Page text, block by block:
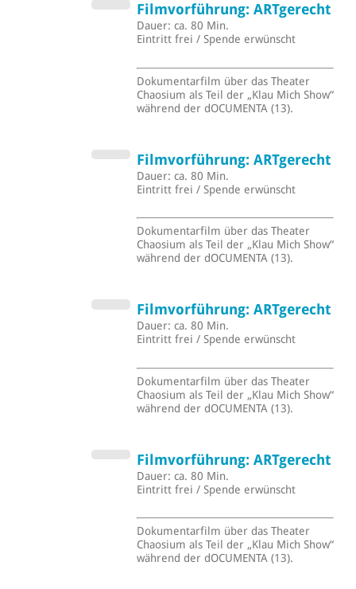
Filmvorführung: ARTgerecht
Dauer: ca. 80 Min.
Eintritt frei / Spende erwünscht
Dokumentarfilm über das Theater
Chaosium als Teil der „Klau Mich Show“
während der dOCUMENTA (13).
Filmvorführung: ARTgerecht
Dauer: ca. 80 Min.
Eintritt frei / Spende erwünscht
Dokumentarfilm über das Theater
Chaosium als Teil der „Klau Mich Show“
während der dOCUMENTA (13).
Filmvorführung: ARTgerecht
Dauer: ca. 80 Min.
Eintritt frei / Spende erwünscht
Dokumentarfilm über das Theater
Chaosium als Teil der „Klau Mich Show“
während der dOCUMENTA (13).
Filmvorführung: ARTgerecht
Dauer: ca. 80 Min.
Eintritt frei / Spende erwünscht
Dokumentarfilm über das Theater
Chaosium als Teil der „Klau Mich Show“
während der dOCUMENTA (13).